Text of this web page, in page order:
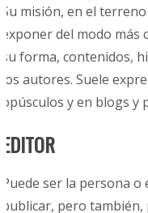
Su misión, en el
exponer del modo
su forma, contenidos,
los autores. Suele
opúsculos y en blogs y
EDITOR
Puede ser la persona
publicar, pero